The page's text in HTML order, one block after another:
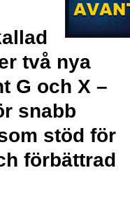
två nya
G och X –
snabb
stöd för
förbättrad